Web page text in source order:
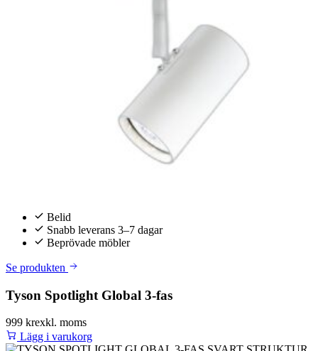
Belid
Snabb leverans 3–7 dagar
Beprövade möbler
Se produkten
Tyson Spotlight Global 3-fas
999 krexkl. moms
Lägg i varukorg